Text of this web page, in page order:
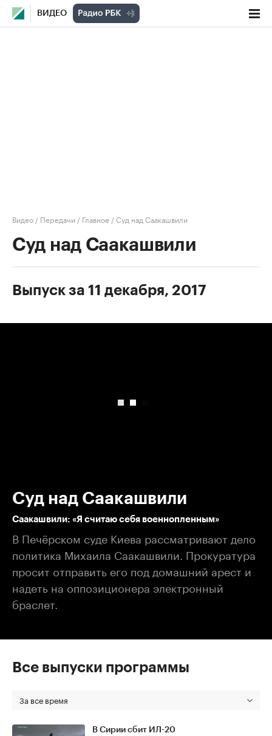
ВИДЕО
Видео / Передачи / Главное /Суд над Саакашвили
Суд над Саакашвили
Выпуск за 11 декабря, 2017
Суд над Саакашвили
Саакашвили: «Я считаю себя военнопленным»
В Печёрском суде Киева рассматривают дело
политика Михаила Саакашвили. Прокуратура
просит отправить его под домашний арест и
надеть на оппозиционера электронный
браслет.
Все выпуски программы
За все время
В Сирии сбит ИЛ-20